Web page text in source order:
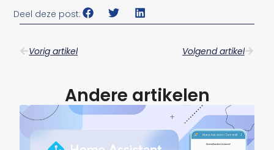
Deel deze post:
Vorig artikel Volgend artikel
Andere artikelen